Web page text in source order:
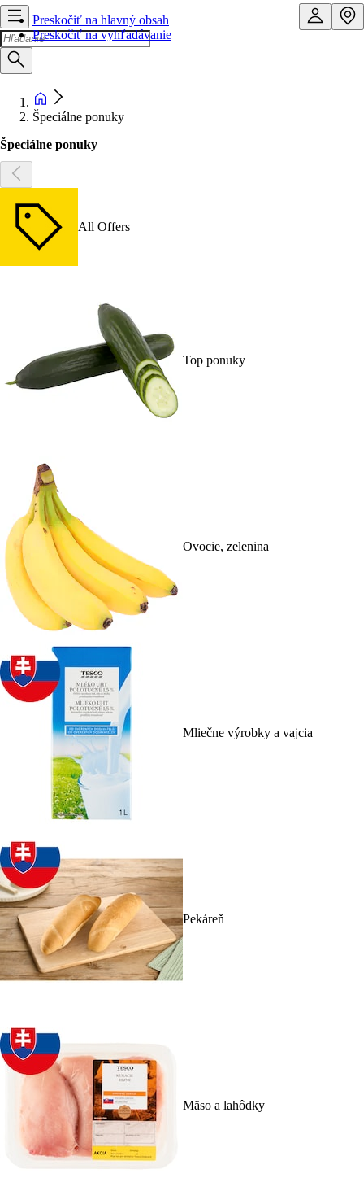
Preskočiť na hlavný obsah
Preskočiť na vyhľadávanie
Špeciálne ponuky
Špeciálne ponuky
All Offers
Top ponuky
Ovocie, zelenina
Mliečne výrobky a vajcia
Pekáreň
Mäso a lahôdky